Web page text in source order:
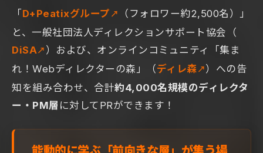
「 D+Peatixグループ
（フォロワー約2,500名）」
と、一般社団法人ディレクションサポート協会（
DiSA
）および、オンラインコミュニティ「集ま
れ！Webディレクターの森」（ ディレ森
）への告
知を組み合わせ、合計約4,000名規模のディレクタ
ー・PM層 に対してPRができます！